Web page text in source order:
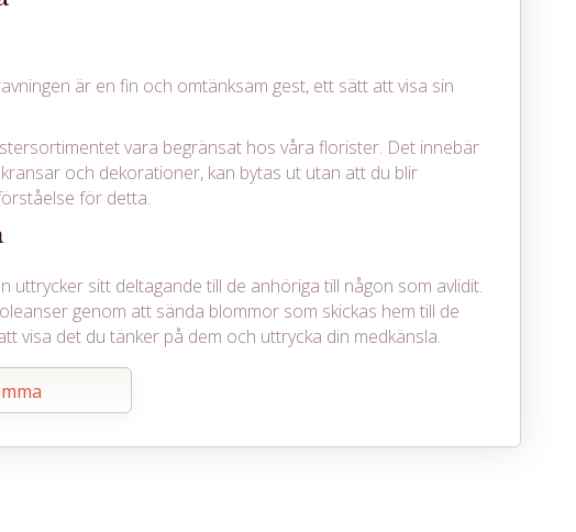
är en fin och omtänksam gest, ett sätt att visa sin
vara begränsat hos våra florister. Det innebär
och dekorationer, kan bytas ut utan att du blir
för detta.
uttrycker sitt deltagande till de anhöriga till någon som avlidit.
genom att sända blommor som skickas hem till de
visa det du tänker på dem och uttrycka din medkänsla.